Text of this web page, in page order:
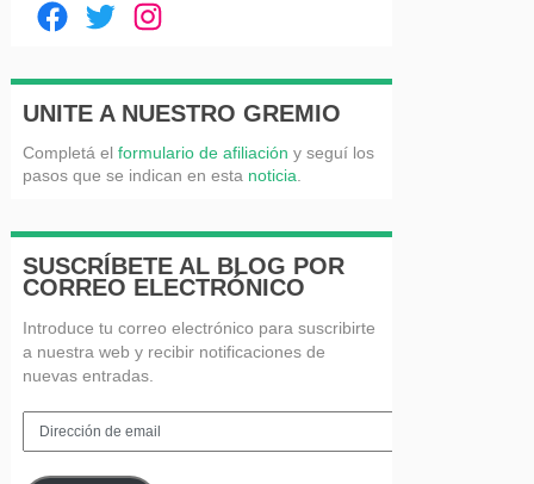
Facebook
TwitterInstagram
UNITE A NUESTRO GREMIO
Completá el formulario de afiliación y seguí los
pasos que se indican en esta noticia.
SUSCRÍBETE AL BLOG POR
CORREO ELECTRÓNICO
Introduce tu correo electrónico para suscribirte
a nuestra web y recibir notificaciones de
nuevas entradas.
Dirección
de